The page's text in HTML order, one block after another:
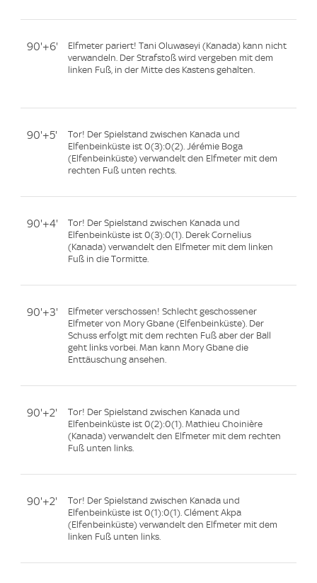
90'+6'
Elfmeter pariert! Tani Oluwaseyi (Kanada) kann nicht
verwandeln. Der Strafstoß wird vergeben mit dem
linken Fuß, in der Mitte des Kastens gehalten.
90'+5'
Tor! Der Spielstand zwischen Kanada und
Elfenbeinküste ist 0(3):0(2). Jérémie Boga
(Elfenbeinküste) verwandelt den Elfmeter mit dem
rechten Fuß unten rechts.
90'+4'
Tor! Der Spielstand zwischen Kanada und
Elfenbeinküste ist 0(3):0(1). Derek Cornelius
(Kanada) verwandelt den Elfmeter mit dem linken
Fuß in die Tormitte.
90'+3'
Elfmeter verschossen! Schlecht geschossener
Elfmeter von Mory Gbane (Elfenbeinküste). Der
Schuss erfolgt mit dem rechten Fuß aber der Ball
geht links vorbei. Man kann Mory Gbane die
Enttäuschung ansehen.
90'+2'
Tor! Der Spielstand zwischen Kanada und
Elfenbeinküste ist 0(2):0(1). Mathieu Choinière
(Kanada) verwandelt den Elfmeter mit dem rechten
Fuß unten links.
90'+2'
Tor! Der Spielstand zwischen Kanada und
Elfenbeinküste ist 0(1):0(1). Clément Akpa
(Elfenbeinküste) verwandelt den Elfmeter mit dem
linken Fuß unten links.